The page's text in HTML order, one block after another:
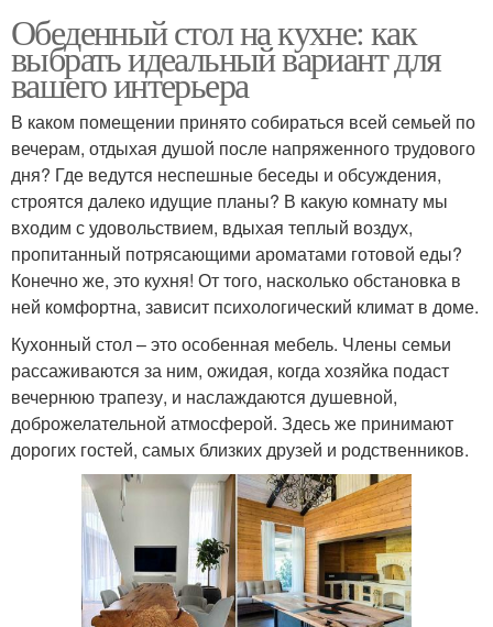
Обеденный стол на кухне: как
выбрать идеальный вариант для
вашего интерьера
В каком помещении принято собираться всей семьей по
вечерам, отдыхая душой после напряженного трудового
дня? Где ведутся неспешные беседы и обсуждения,
строятся далеко идущие планы? В какую комнату мы
входим с удовольствием, вдыхая теплый воздух,
пропитанный потрясающими ароматами готовой еды?
Конечно же, это кухня! От того, насколько обстановка в
ней комфортна, зависит психологический климат в доме.
Кухонный стол – это особенная мебель. Члены семьи
рассаживаются за ним, ожидая, когда хозяйка подаст
вечернюю трапезу, и наслаждаются душевной,
доброжелательной атмосферой. Здесь же принимают
дорогих гостей, самых близких друзей и родственников.